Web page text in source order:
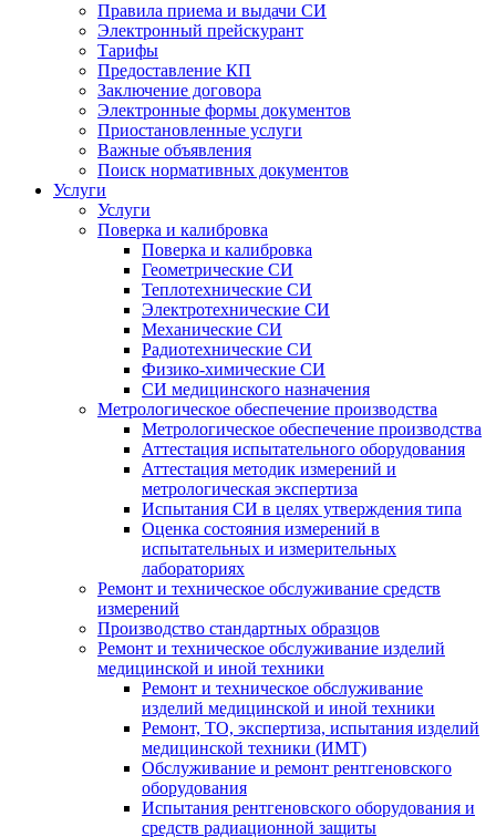
Правила приема и выдачи СИ
Электронный прейскурант
Тарифы
Предоставление КП
Заключение договора
Электронные формы документов
Приостановленные услуги
Важные объявления
Поиск нормативных документов
Услуги
Услуги
Поверка и калибровка
Поверка и калибровка
Геометрические СИ
Теплотехнические СИ
Электротехнические СИ
Механические СИ
Радиотехнические СИ
Физико-химические СИ
СИ медицинского назначения
Метрологическое обеспечение производства
Метрологическое обеспечение производства
Аттестация испытательного оборудования
Аттестация методик измерений и
метрологическая экспертиза
Испытания СИ в целях утверждения типа
Оценка состояния измерений в
испытательных и измерительных
лабораториях
Ремонт и техническое обслуживание средств
измерений
Производство стандартных образцов
Ремонт и техническое обслуживание изделий
медицинской и иной техники
Ремонт и техническое обслуживание
изделий медицинской и иной техники
Ремонт, ТО, экспертиза, испытания изделий
медицинской техники (ИМТ)
Обслуживание и ремонт рентгеновского
оборудования
Испытания рентгеновского оборудования и
средств радиационной защиты